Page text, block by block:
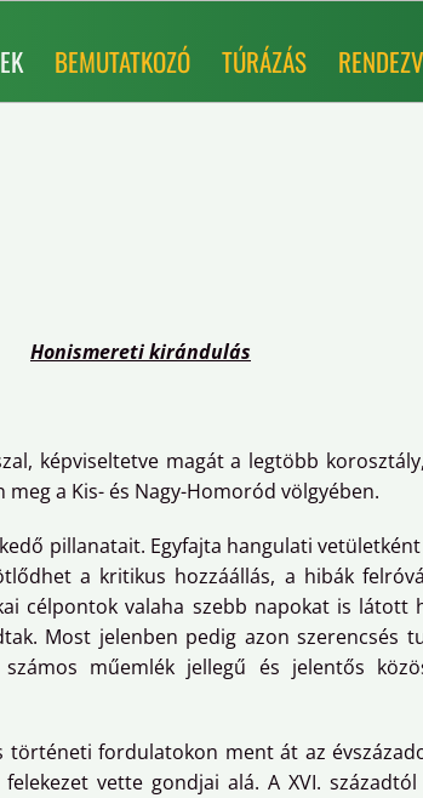
BEMUTATKOZÓ TÚRÁZÁS
Honismereti kirándulás
képviseltetve magát a legtöbb
a Kis- és Nagy-Homoród völgyében.
pillanatait. Egyfajta hangulati
a kritikus hozzáállás, a hibák
célpontok valaha szebb napokat is látott
Most jelenben pedig azon szerencsés
műemlék jellegű és jelentős
történeti fordulatokon ment át az
vette gondjai alá. A XVI.